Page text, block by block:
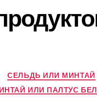
СЕЛЬДЬ ИЛИ МИНТАЙ
ИЛИ ПАЛТУС